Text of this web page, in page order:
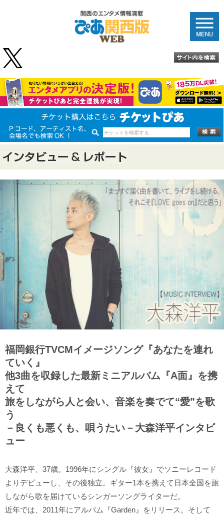
福岡銀行TVCMイメージソング『あなたを連れ
ていく』
他3曲を収録した最新ミニアルバム『A面』を携
えて
旅をしながら人と会い、音楽を奏でて“愛”を歌
う
－良くも悪くも、唄うたい－大森洋平インタビ
ュー
大森洋平、37歳。1996年にシングル『彼女』でソニーレコード
よりデビューし、その後独立。ギター1本を携えて日本全国を旅
しながら歌を届けているシンガーソングライターだ。
近年では、2011年にアルバム『Garden』をリリース。そして